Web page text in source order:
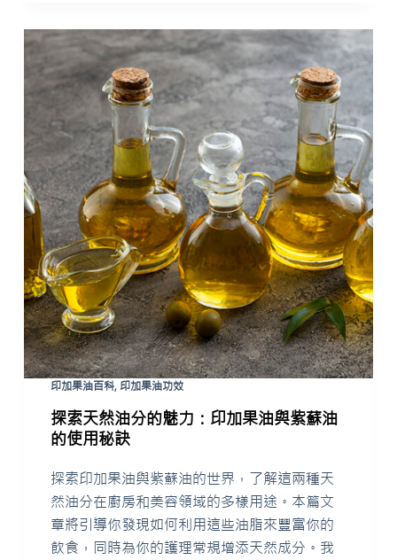
印加果油百科, 印加果油功效
探索天然油分的魅力：印加果油與紫蘇油
的使用秘訣
探索印加果油與紫蘇油的世界，了解這兩種天
然油分在廚房和美容領域的多樣用途。本篇文
章將引導你發現如何利用這些油脂來豐富你的
飲食，同時為你的護理常規增添天然成分。我